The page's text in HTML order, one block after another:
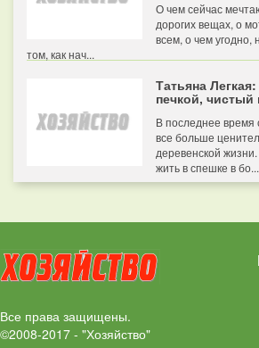
О чем сейчас
дорогих вещах, о
всем, о чем угодно,
том, как нач...
Татьяна
печкой, чистый
В последнее время
все больше
деревенской
жить в спешке в бо...
Все права защищены.
©2008-2017 - "Хозяйство"